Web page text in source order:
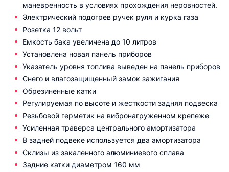
маневренность в условиях прохождения неровностей.
Электрический подогрев ручек руля и курка газа
Розетка 12 вольт
Емкость бака увеличена до 10 литров
Установлена новая панель приборов
Указатель уровня топлива выведен на панель приборов
Снего и влагозащищенный замок зажигания
Обрезиненные катки
Регулируемая по высоте и жесткости задняя подвеска
Резьбовой герметик на вибронагруженном крепеже
Усиленная траверса центрального амортизатора
В задней подвеке используется два амортизатора
Склизы из закаленного алюминиевого сплава
Задние катки диаметром 160 мм